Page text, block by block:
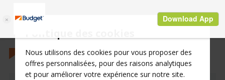
Nous utilisons des cookies pour vous proposer des
offres personnalisées, pour des raisons analytiques
et pour améliorer votre expérience sur notre site.